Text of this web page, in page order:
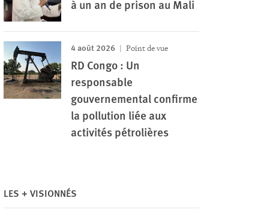
à un an de prison au Mali
4 août 2026 Point de vue
RD Congo : Un
responsable
gouvernemental confirme
la pollution liée aux
activités pétrolières
LES + VISIONNÉS